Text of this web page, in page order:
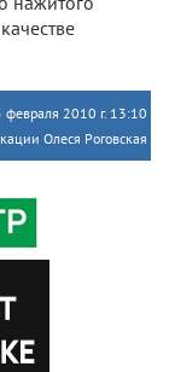
февраля 2010 г. 13:10
Олеся Роговская